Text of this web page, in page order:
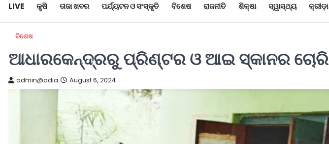
LIVE କୃଷି ତାଜା ଖବର ପର୍ଯ୍ୟଟନ ଓ ସଂସ୍କୃତି ବିଶେଷ ରାଜନୀତି ଶିକ୍ଷା ସ୍ୱାସ୍ଥ୍ୟ କ୍ରୀଡ଼ା
ବିଶେଷ
ଆଧାରକେନ୍ଦ୍ରରୁ ପ୍ରିଣ୍ଟର ଓ ଆଇ ସ୍କାନର ଚୋରି
admin@odia August 6, 2024